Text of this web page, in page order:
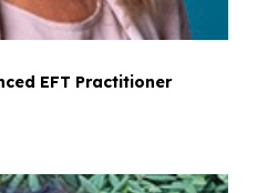
EFT Practitioner